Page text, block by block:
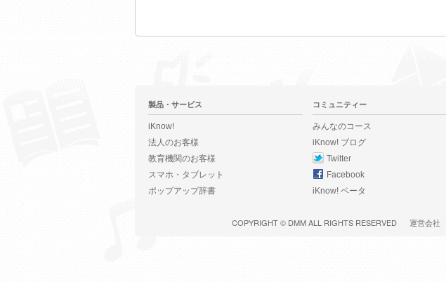
製品・サービス
iKnow!
法人のお客様
教育機関のお客様
スマホ・タブレット
ポップアップ辞書
コミュニティー
みんなのコース
iKnow! ブログ
Twitter
Facebook
iKnow! ベータ
COPYRIGHT © DMMALL RIGHTS RESERVED 運営会社